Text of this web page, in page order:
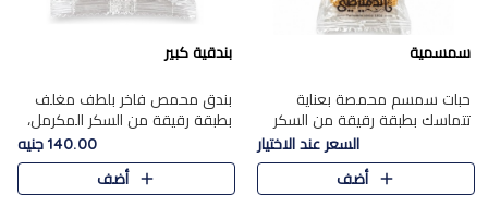
سمسمية
حبات سمسم محمصة بعناية
تتماسك بطبقة رقيقة من السكر
المكرمل، لتقدم طعم السمسم
المميز وقرمشتة التي ارتبطت ببهجة
المولد عبر الأجيال.
السعر عند الاختيار
أضف
بندقية كبير
بندق محمص فاخر بلطف مغلف
بطبقة رقيقة من السكر المكرمل،
يجمع بين النكهة الغنية ناتي
والقرمشة الراقية المرضية في
حلوى شرقية أنيقه بطابع مميز.
140.00 جنيه
أضف